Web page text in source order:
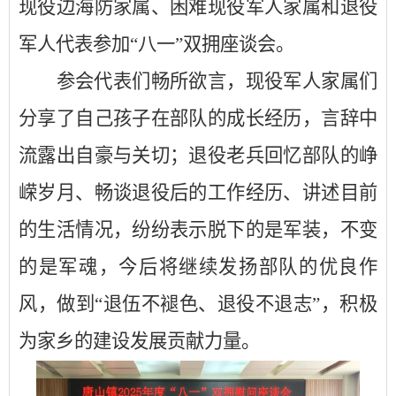
现役边海防家属、困难现役军人家属和退役
军人代表参加“八一”双拥座谈会。
参会代表们畅所欲言，现役军人家属们
分享了自己孩子在部队的成长经历，言辞中
流露出自豪与关切；退役老兵回忆部队的峥
嵘岁月、畅谈退役后的工作经历、讲述目前
的生活情况，纷纷表示脱下的是军装，不变
的是军魂，今后将继续发扬部队的优良作
风，做到 “退伍不褪色、退役不退志”，积极
为家乡的建设发展贡献力量。